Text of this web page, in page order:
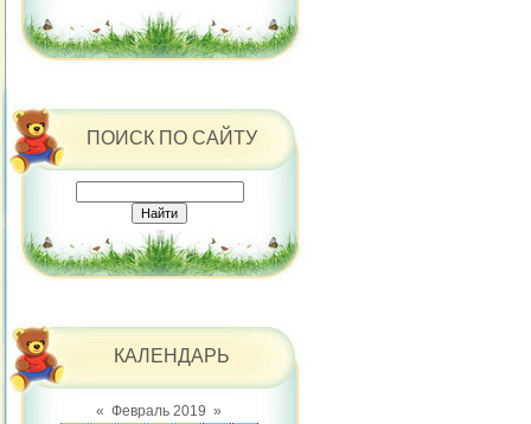
ПОИСК ПО САЙТУ
КАЛЕНДАРЬ
« Февраль 2019 »